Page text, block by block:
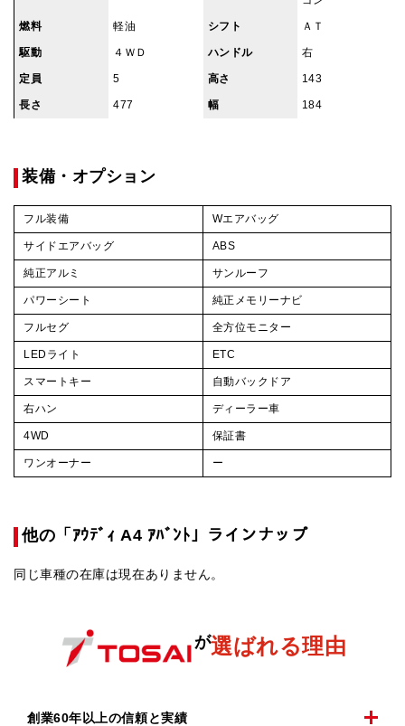
燃料 軽油 シフト ＡＴ
駆動 ４ＷＤ ハンドル 右
定員 5 高さ 143
長さ 477 幅 184
装備・オプション
フル装備 Wエアバッグ
サイドエアバッグ ABS
純正アルミ サンルーフ
パワーシート 純正メモリーナビ
フルセグ 全方位モニター
LEDライト ETC
スマートキー 自動バックドア
右ハン ディーラー車
4WD 保証書
ワンオーナー ー
他の「ｱｳﾃﾞｨ A4 ｱﾊﾞﾝﾄ」ラインナップ
同じ車種の在庫は現在ありません。
が選ばれる理由
創業60年以上の信頼と実績